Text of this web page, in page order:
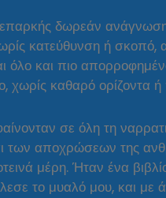
δωρεάν
κατεύθυνση ή σκοπό,
όλο και πιο
καθαρό ορίζοντα ή
σε όλη τη
αποχρώσεων της
μέρη. Ήταν ένα
το μυαλό μου, και με